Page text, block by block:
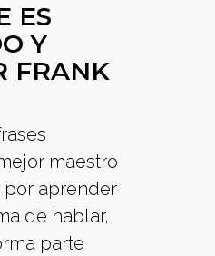
ES
Y
FRANK
maestro
por aprender
de hablar,
parte